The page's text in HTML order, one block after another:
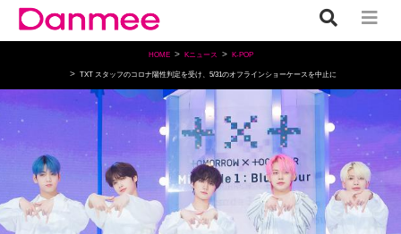
HOME Kニュース K-POP
TXT スタッフのコロナ陽性判定を受け、5/31のオフラインショーケースを中止に